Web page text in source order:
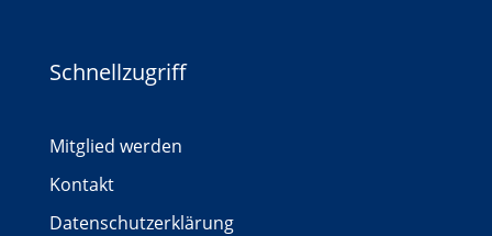
Schnellzugriff
Mitglied werden
Kontakt
Datenschutzerklärung